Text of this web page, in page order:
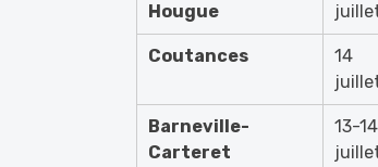
Hougue
Coutances
14
Barneville-
Carteret
13-14